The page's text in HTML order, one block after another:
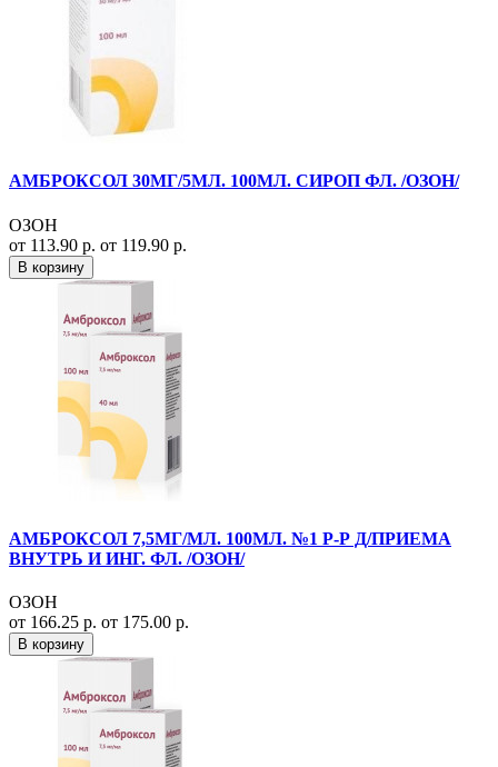
АМБРОКСОЛ 30МГ/5МЛ. 100МЛ. СИРОП ФЛ. /ОЗОН/
ОЗОН
от 113.90 р. от 119.90 р.
В корзину
АМБРОКСОЛ 7,5МГ/МЛ. 100МЛ. №1 Р-Р Д/ПРИЕМА
ВНУТРЬ И ИНГ. ФЛ. /ОЗОН/
ОЗОН
от 166.25 р. от 175.00 р.
В корзину